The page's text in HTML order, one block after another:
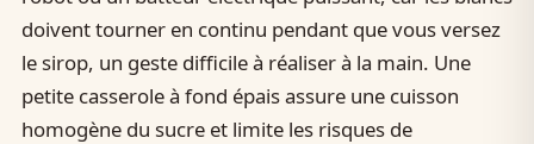
doivent tourner en continu pendant que vous versez
le sirop, un geste difficile à réaliser à la main. Une
petite casserole à fond épais assure une cuisson
homogène du sucre et limite les risques de